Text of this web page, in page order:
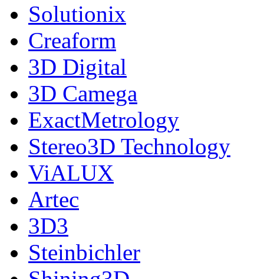
Solutionix
Creaform
3D Digital
3D Camega
ExactMetrology
Stereo3D Technology
ViALUX
Artec
3D3
Steinbichler